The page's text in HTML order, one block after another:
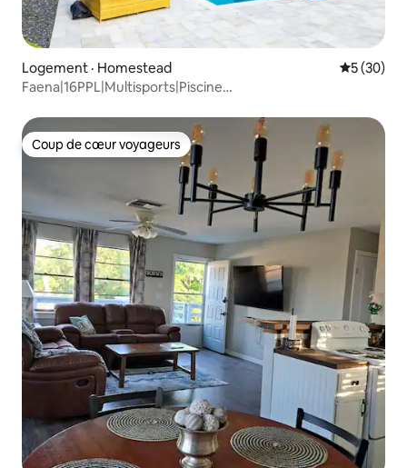
Logement · Homestead Note
5 (30)
Faena|16PPL|Multisports|Piscine
Coup de cœur voyageurs
Coup de cœur voyageurs